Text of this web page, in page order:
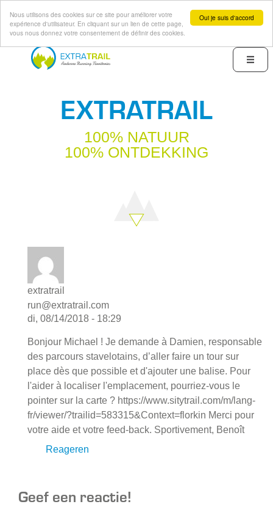
Oui je suis d'accord
Nous utilisons des cookies sur ce site pour améliorer votre
expérience d'utilisateur. En cliquant sur un lien de cette page,
vous nous donnez votre consentement de définir des cookies.
Overslaan
Menu
EXTRATRAIL
100% NATUUR
100% ONTDEKKING
extratrail
run@extratrail.com
di, 08/14/2018 - 18:29
Bonjour Michael ! Je demande à Damien, responsable
des parcours stavelotains, d’aller faire un tour sur
place dès que possible et d'ajouter une balise. Pour
l'aider à localiser l'emplacement, pourriez-vous le
pointer sur la carte ? https://www.sitytrail.com/m/lang-
fr/viewer/?trailid=583315&Context=florkin Merci pour
votre aide et votre feed-back. Sportivement, Benoît
Reageren
Geef een reactie!